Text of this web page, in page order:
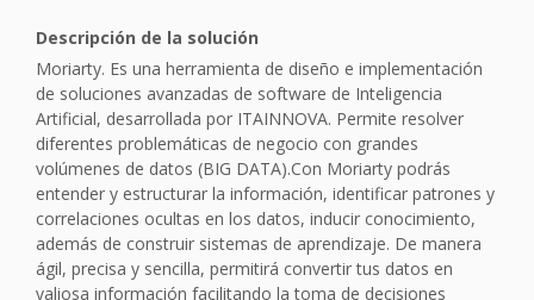
Descripción de la solución
Moriarty. Es una herramienta de diseño e implementación
de soluciones avanzadas de software de Inteligencia
Artificial, desarrollada por ITAINNOVA. Permite resolver
diferentes problemáticas de negocio con grandes
volúmenes de datos (BIG DATA).Con Moriarty podrás
entender y estructurar la información, identificar patrones y
correlaciones ocultas en los datos, inducir conocimiento,
además de construir sistemas de aprendizaje. De manera
ágil, precisa y sencilla, permitirá convertir tus datos en
valiosa información facilitando la toma de decisiones